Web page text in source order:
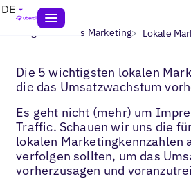
DE
Blogs> Lokales Marketing>
Die 5 wichtigsten lokalen
die das Umsatzwachstum
Es geht nicht (mehr) um
Traffic. Schauen wir uns die
lokalen Marketingkennzahlen
verfolgen sollten, um das
vorherzusagen und